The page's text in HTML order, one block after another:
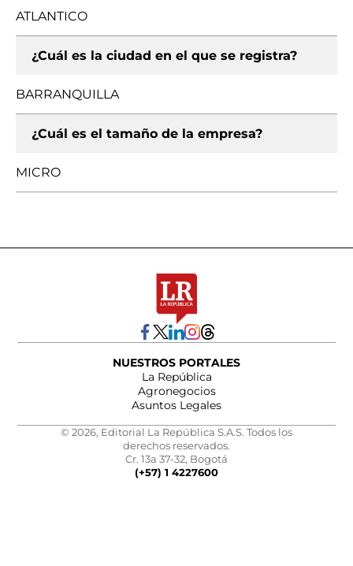
ATLANTICO
¿Cuál es la ciudad en el que se registra?
BARRANQUILLA
¿Cuál es el tamaño de la empresa?
MICRO
NUESTROS PORTALES
La República
Agronegocios
Asuntos Legales
© 2026, Editorial La República S.A.S. Todos los
derechos reservados.
Cr. 13a 37-32, Bogotá
(+57) 1 4227600